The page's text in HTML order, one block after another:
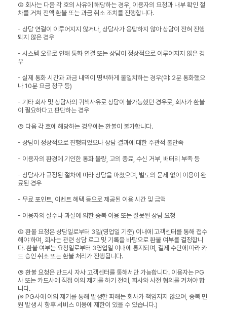
② 회사는 다음 각 호의 사유에 해당하는 경우, 이용자의 요청과 내부 확인 절
차를 거쳐 전액 환불 또는 과금 취소 조치를 진행합니다.
- 상담 연결이 이루어지지 않거나, 상담사가 응답하지 않아 상담이 전혀 진행
되지 않은 경우
- 시스템 오류로 인해 통화 연결 또는 상담이 정상적으로 이루어지지 않은 경
우
- 실제 통화 시간과 과금 내역이 명백하게 불일치하는 경우(예: 2분 통화했으
나 10분 요금 청구 등)
- 기타 회사 및 상담사의 귀책사유로 상담이 불가능했던 경우로, 회사가 환불
이 필요하다고 판단하는 경우
③ 다음 각 호에 해당하는 경우에는 환불이 불가합니다.
- 상담이 정상적으로 진행되었으나 상담 결과에 대한 주관적 불만족
- 이용자의 환경에 기인한 통화 불량, 고의 종료, 수신 거부, 배터리 부족 등
- 상담사가 규정된 절차에 따라 상담을 마쳤으며, 별도의 문제 없이 이용이 완
료된 경우
- 무료 포인트, 이벤트 혜택 등으로 제공된 이용 시간 및 금액
- 이용자의 실수나 과실에 의한 중복 이용 또는 잘못된 상담 요청
④ 환불 요청은 상담일로부터 3일(영업일 기준) 이내에 고객센터를 통해 접수
해야 하며, 회사는 관련 상담 로그 및 기록을 바탕으로 환불 여부를 결정합니
다. 환불 여부는 요청일로부터 3영업일 이내에 통지되며, 결제 수단에 따라 카
드 승인 취소 또는 환불 처리가 진행됩니다.
⑤ 환불 요청은 반드시 자사 고객센터를 통해서만 가능합니다. 이용자는 PG
사 또는 카드사에 직접 이의 제기를 하기 전에, 회사와 사전 협의를 거쳐야 합
니다.
(※ PG사에 이의 제기를 통해 발생한 피해는 회사가 책임지지 않으며, 중복 민
원 발생 시 향후 서비스 이용에 제한이 있을 수 있습니다.)